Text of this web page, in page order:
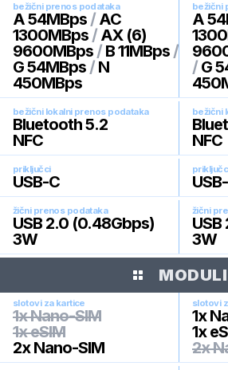
bežični prenos podataka
A 54MBps / AC
1300MBps / AX (6)
9600MBps / B 11MBps /
G 54MBps / N
450MBps
bežični
A
/ G
bežični lokalni prenos podataka
Bluetooth 5.2
NFC
bežični
NFC
priključci
USB-C
žični prenos podataka
USB 2.0 (0.48Gbps)
3W
žični
3W
MODULI
slotovi za kartice
1x Nano-SIM
1x eSIM
2x Nano-SIM
slotovi
1x
1x
2x